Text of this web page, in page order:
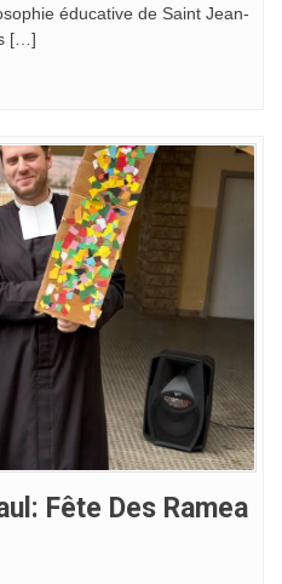
éducative de Saint Jean-
[…]
Fête Des Ramea